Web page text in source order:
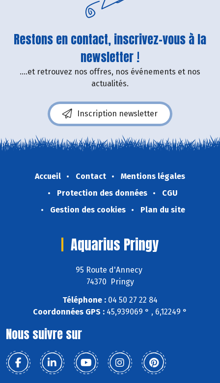
Restons en contact, inscrivez-vous à la
newsletter !
....et retrouvez nos offres, nos événements et nos
actualités.
Inscription newsletter
Accueil Contact
Mentions légales
Protection des données
CGU
Gestion des cookies
Plan du site
Aquarius Pringy
95 Route d'Annecy
74370 Pringy
Téléphone : 04 50 27 22 84
Coordonnées GPS : 45,939069 ° , 6,12249 °
Nous suivre sur